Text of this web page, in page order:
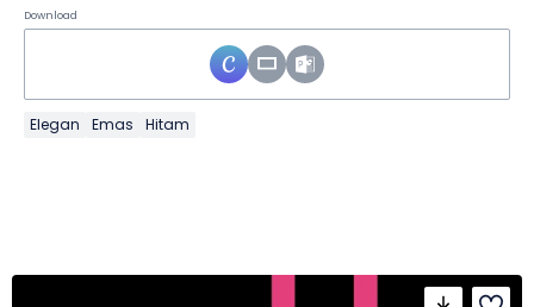
Download
Elegan Emas Hitam